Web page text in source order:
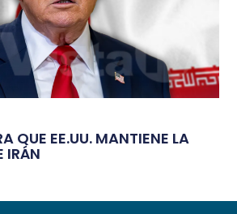
QUE EE.UU. MANTIENE LA
IRÁN